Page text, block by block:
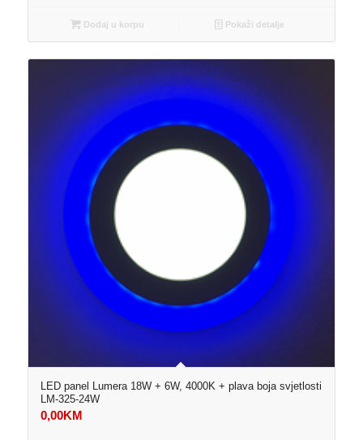
Dodaj u korpu Pokaži detalje
LED panel Lumera 18W + 6W, 4000K + plava boja svjetlosti
LM-325-24W
0,00KM